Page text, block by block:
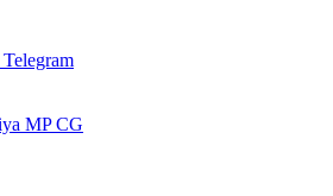
Telegram